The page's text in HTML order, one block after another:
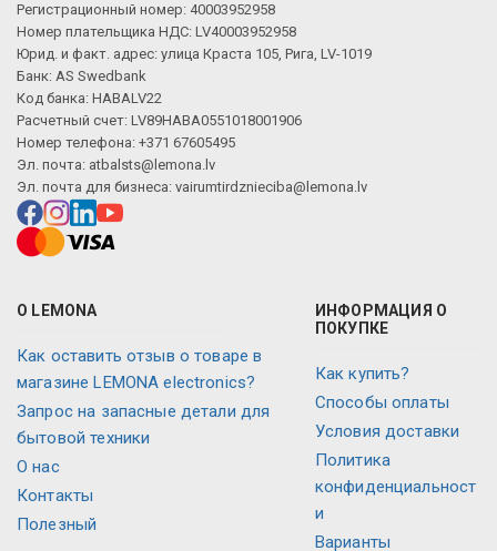
Регистрационный номер: 40003952958
Номер плательщика НДС: LV40003952958
Юрид. и факт. адрес: улица Краста 105, Рига, LV-1019
Банк: AS Swedbank
Код банка: HABALV22
Расчетный счет: LV89HABA0551018001906
Номер телефона: +371 67605495
Эл. почта: atbalsts@lemona.lv
Эл. почта для бизнеса: vairumtirdznieciba@lemona.lv
О LEMONA
Как оставить отзыв о товаре в
магазине LEMONA electronics?
Запрос на запасные детали для
бытовой техники
О нас
Контакты
Полезный
ИНФОРМАЦИЯ О
ПОКУПКЕ
Как купить?
Способы оплаты
Условия доставки
Политика
конфиденциальност
и
Варианты